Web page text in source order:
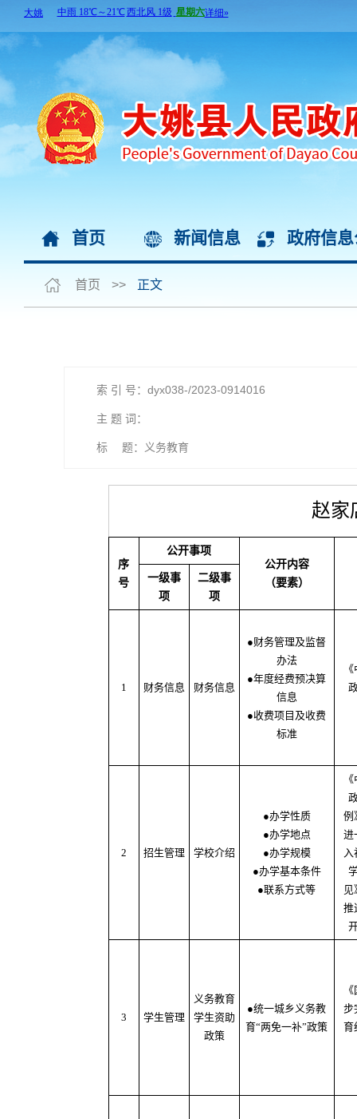
首页 新闻信息 政府信
首页 >> 正文
索 引 号：dyx038-/2023-0914016
主 题 词：
标 题：义务教育
赵家
序
号
公开事项
公开内容
（要素）
一级事
项
二级事
项
1 财务信息 财务信息
●财务管理及监督
办法
●年度经费预决算
信息
●收费项目及收费
标准
2 招生管理 学校介绍
●办学性质
●办学地点
●办学规模
●办学基本条件
●联系方式等
例
进
推
3 学生管理
义务教育
学生资助
政策
●统一城乡义务教
育“两免一补”政策
步
育